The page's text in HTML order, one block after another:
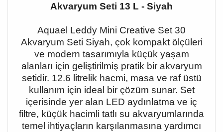
Akvaryum Seti 13 L - Siyah
Aquael Leddy Mini Creative Set 30
Akvaryum Seti Siyah, çok kompakt ölçüleri
ve modern tasarımıyla küçük yaşam
alanları için geliştirilmiş pratik bir akvaryum
setidir. 12.6 litrelik hacmi, masa ve raf üstü
kullanım için ideal bir çözüm sunar. Set
içerisinde yer alan LED aydınlatma ve iç
filtre, küçük hacimli tatlı su akvaryumlarında
temel ihtiyaçların karşılanmasına yardımcı